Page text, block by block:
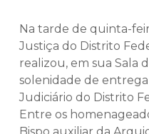
Na tarde de quinta-
Justiça do Distrito
realizou, em sua Sala
solenidade de
Judiciário do Distrito
Entre os